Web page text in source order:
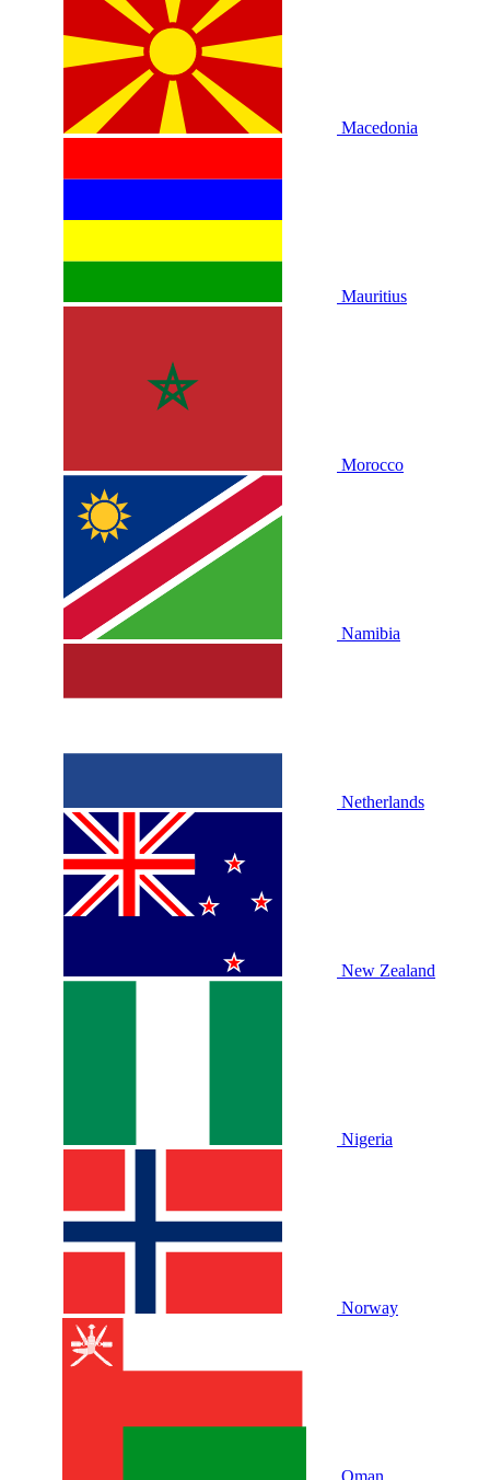
Macedonia
Mauritius
Morocco
Namibia
Netherlands
New Zealand
Nigeria
Norway
Oman